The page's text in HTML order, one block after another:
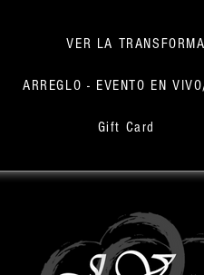
VER LA
ARREGLO - EVENTO EN
Gift Card